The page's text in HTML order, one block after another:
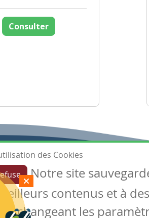
Consulter
Tous
des Cookies
Notre site
contenus et à
changeant les